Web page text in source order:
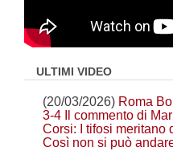
ULTIMI VIDEO
(20/03/2026) Roma
3-4 Il commento di
Corsi: I tifosi meritano
Così non si può